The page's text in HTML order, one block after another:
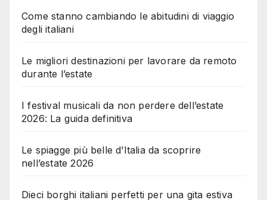
Come stanno cambiando le abitudini di viaggio
degli italiani
Le migliori destinazioni per lavorare da remoto
durante l’estate
I festival musicali da non perdere dell’estate
2026: La guida definitiva
Le spiagge più belle d’Italia da scoprire
nell’estate 2026
Dieci borghi italiani perfetti per una gita estiva